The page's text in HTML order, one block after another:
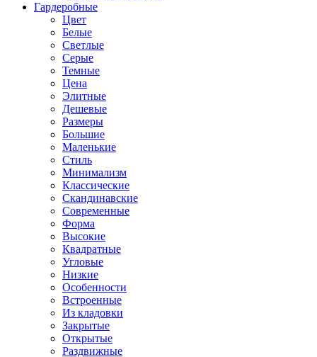
Гардеробные
Цвет
Белые
Светлые
Серые
Темные
Цена
Элитные
Дешевые
Размеры
Большие
Маленькие
Стиль
Минимализм
Классические
Скандинавские
Современные
Форма
Высокие
Квадратные
Угловые
Низкие
Особенности
Встроенные
Из кладовки
Закрытые
Открытые
Раздвижные